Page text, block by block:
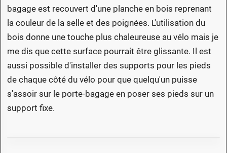
bagage est recouvert d'une planche en bois reprenant
la couleur de la selle et des poignées. L'utilisation du
bois donne une touche plus chaleureuse au vélo mais je
me dis que cette surface pourrait être glissante. Il est
aussi possible d'installer des supports pour les pieds
de chaque côté du vélo pour que quelqu'un puisse
s'assoir sur le porte-bagage en poser ses pieds sur un
support fixe.